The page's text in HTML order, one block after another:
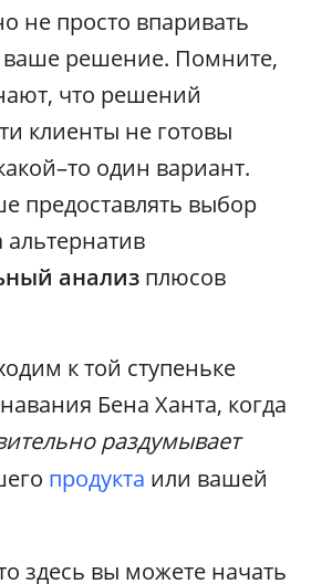
не просто впаривать
ваше решение. Помните,
что решений
клиенты не готовы
один вариант.
предоставлять выбор
анализ плюсов
к той ступеньке
Бена Ханта, когда
раздумывает
продукта или вашей
здесь вы можете начать